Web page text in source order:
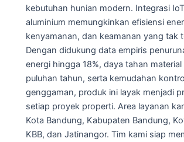
kebutuhan hunian modern. Integrasi
aluminium memungkinkan efisiensi
kenyamanan, dan keamanan yang tak
Dengan didukung data empiris
energi hingga 18%, daya tahan
puluhan tahun, serta kemudahan
genggaman, produk ini layak menjadi
setiap proyek properti. Area layanan
Kota Bandung, Kabupaten Bandung,
KBB, dan Jatinangor. Tim kami siap